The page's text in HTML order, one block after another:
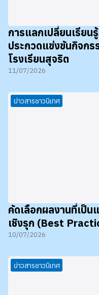
การแลกเปลี่ยนเรียน
ประกวดแข่งขันกิจกร
โรงเรียนสุจริต
11/07/2026
ข่าวสารชาวนิเทศ
คัดเลือกผลงานที่เป็น
เชิงรุก (Best
10/07/2026
ข่าวสารชาวนิเทศ